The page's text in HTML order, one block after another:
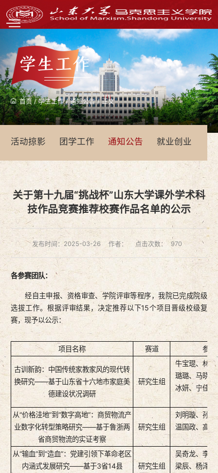
学生工作
首页/学生工作/通知公告 /正文
活动掠影 团学工作 通知公告 就业创业
关于第十九届“挑战杯”山东大学课外学术科
技作品竞赛推荐校赛作品名单的公示
发布时间：2025-03-26 作者： 点击次数： 970
各参赛团队：
经自主申报、资格审查、学院评审等程序，我院已完成院级
选拔工作。根据评审结果，决定推荐以下15个项目晋级校级复
赛，现予以公示：
项目名称 赛道 参赛
古训新韵：中国传统家教家风的现代转
换研究——基于山东省十六地市家庭美
德建设状况调研
研究生组
牛宝琨、林
璐璐、马晓
冰妍、宁佳
从“价格洼地”到“数字高地”：商贸物流产
业数字化转型策略研究——基于鲁浙两
省商贸物流的实证考察
研究生组
刘明璇、孙
温国政、高
王
从“输血”到“造血”：党建引领下革命老区
内涵式发展研究——基于3省14县
研究生组
吴奇龙、李
梁辰、杨泽